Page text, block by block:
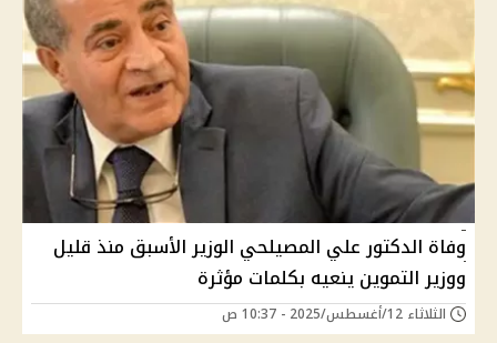
وفاة الدكتور علي المصيلحي الوزير الأسبق منذ قليل
ووزير التموين ينعيه بكلمات مؤثرة
الثلاثاء 12/أغسطس/2025 - 10:37 ص